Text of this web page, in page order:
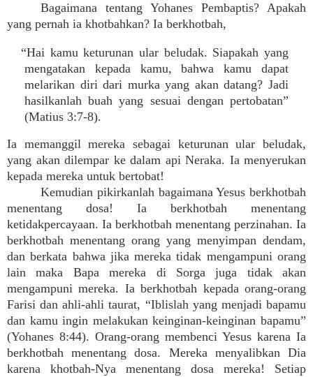
Bagaimana tentang Yohanes Pembaptis? Apakah
yang pernah ia khotbahkan? Ia berkhotbah,
“Hai kamu keturunan ular beludak. Siapakah yang
mengatakan kepada kamu, bahwa kamu dapat
melarikan diri dari murka yang akan datang? Jadi
hasilkanlah buah yang sesuai dengan pertobatan”
(Matius 3:7-8).
Ia memanggil mereka sebagai keturunan ular beludak,
yang akan dilempar ke dalam api Neraka. Ia menyerukan
kepada mereka untuk bertobat!
Kemudian pikirkanlah bagaimana Yesus berkhotbah
menentang dosa! Ia berkhotbah menentang
ketidakpercayaan. Ia berkhotbah menentang perzinahan. Ia
berkhotbah menentang orang yang menyimpan dendam,
dan berkata bahwa jika mereka tidak mengampuni orang
lain maka Bapa mereka di Sorga juga tidak akan
mengampuni mereka. Ia berkhotbah kepada orang-orang
Farisi dan ahli-ahli taurat, “Iblislah yang menjadi bapamu
dan kamu ingin melakukan keinginan-keinginan bapamu”
(Yohanes 8:44). Orang-orang membenci Yesus karena Ia
berkhotbah menentang dosa. Mereka menyalibkan Dia
karena khotbah-Nya menentang dosa mereka! Setiap